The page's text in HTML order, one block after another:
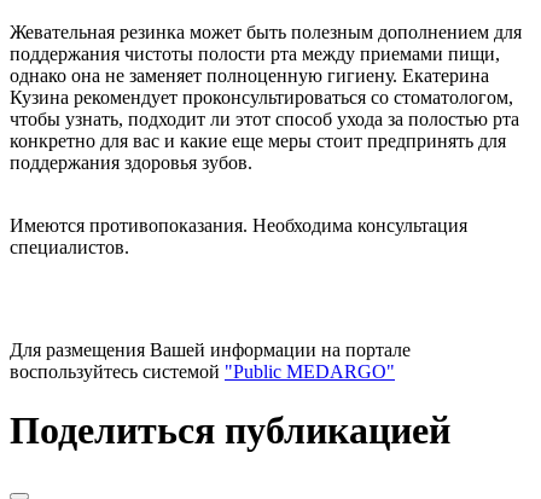
Жевательная резинка может быть полезным дополнением для
поддержания чистоты полости рта между приемами пищи,
однако она не заменяет полноценную гигиену. Екатерина
Кузина рекомендует проконсультироваться со стоматологом,
чтобы узнать, подходит ли этот способ ухода за полостью рта
конкретно для вас и какие еще меры стоит предпринять для
поддержания здоровья зубов.
Имеются противопоказания. Необходима консультация
специалистов.
Для размещения Вашей информации на портале
воспользуйтесь системой "Public MEDARGO"
Поделиться публикацией